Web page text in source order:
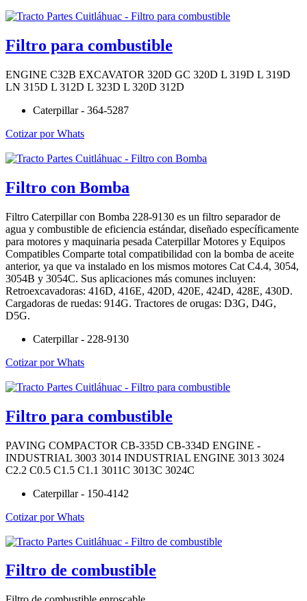
Filtro para combustible
ENGINE C32B EXCAVATOR 320D GC 320D L 319D L 319D
LN 315D L 312D L 323D L 320D 312D
Caterpillar - 364-5287
Cotizar por Whats
Filtro con Bomba
Filtro Caterpillar con Bomba 228-9130 es un filtro separador de
agua y combustible de eficiencia estándar, diseñado específicamente
para motores y maquinaria pesada Caterpillar Motores y Equipos
Compatibles Comparte total compatibilidad con la bomba de aceite
anterior, ya que va instalado en los mismos motores Cat C4.4, 3054,
3054B y 3054C. Sus aplicaciones más comunes incluyen:
Retroexcavadoras: 416D, 416E, 420D, 420E, 424D, 428E, 430D.
Cargadoras de ruedas: 914G. Tractores de orugas: D3G, D4G,
D5G.
Caterpillar - 228-9130
Cotizar por Whats
Filtro para combustible
PAVING COMPACTOR CB-335D CB-334D ENGINE -
INDUSTRIAL 3003 3014 INDUSTRIAL ENGINE 3013 3024
C2.2 C0.5 C1.5 C1.1 3011C 3013C 3024C
Caterpillar - 150-4142
Cotizar por Whats
Filtro de combustible